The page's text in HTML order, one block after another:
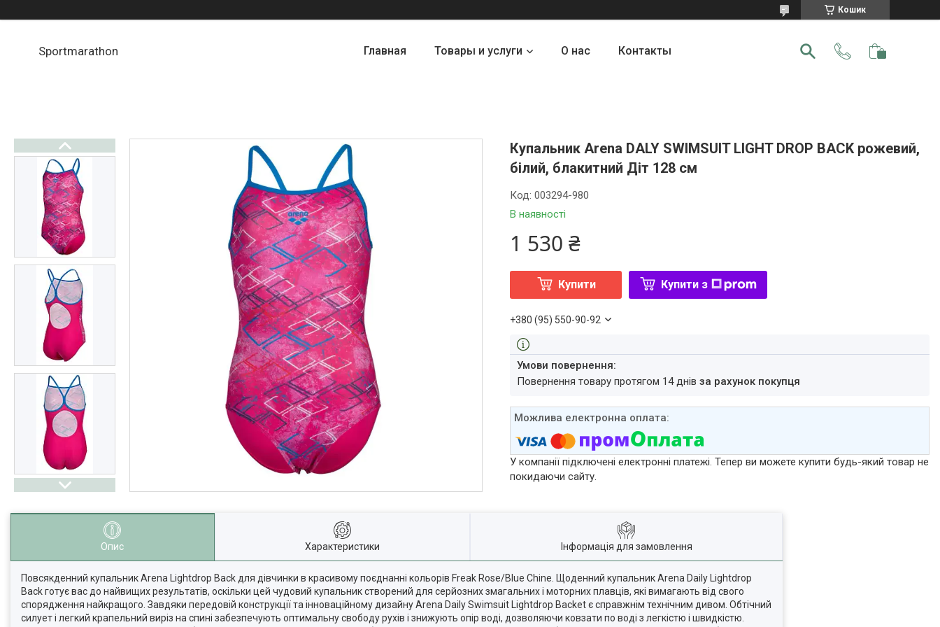
Кошик
Sportmarathon Главная Товары и услуги О нас Контакты
Купальник Arena DALY SWIMSUIT LIGHT DROP BACK рожевий,
білий, блакитний Діт 128 см
В наявності
Код:003294-980
1 530 ₴
Купити Купити з
+380 (95) 550-90-92
повернення товару протягом 14 днівза рахунок покупця
У компанії підключені електронні платежі. Тепер ви можете купити будь-який товар не
покидаючи сайту.
Опис Характеристики Інформація для замовлення
Повсякденний купальник Arena Lightdrop Back для дівчинки в красивому поєднанні кольорів Freak Rose/Blue Chine. Щоденний купальник Arena Daily Lightdrop
Back готує вас до найвищих результатів, оскільки цей чудовий купальник створений для серйозних змагальних і моторних плавців, які вимагають від свого
спорядження найкращого. Завдяки передовій конструкції та інноваційному дизайну Arena Daily Swimsuit Lightdrop Backet є справжнім технічним дивом. Обтічний
силует і легкий крапельний виріз на спині забезпечують оптимальну свободу рухів і знижують опір воді, дозволяючи ковзати по воді з легкістю і швидкістю.